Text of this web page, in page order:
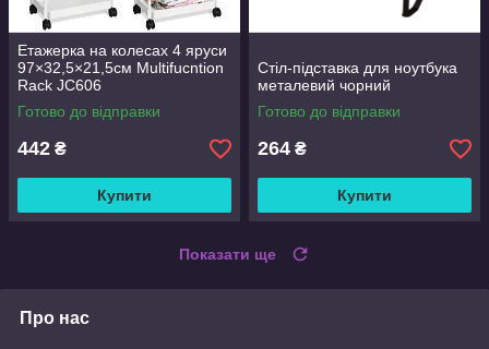
Етажерка на колесах 4 яруси
97×32,5×21,5см Multifucntion
Rack JC606
Готово до відправки
442 ₴
Купити
Стіл-підставка для ноутбука
металевий чорний
Готово до відправки
264 ₴
Купити
Показати ще
Про нас